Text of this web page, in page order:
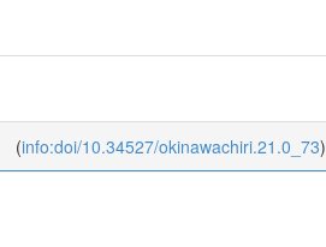
(info:doi/10.34527/okinawachiri.21.0_73)